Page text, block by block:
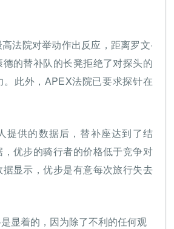
法院对举动作出反应，距离罗文·
的替补队的长凳拒绝了对探头的
。此外，APEX法院已要求探针在
提供的数据后，替补座达到了结
优步的骑行者的价格低于竞争对
显示，优步是有意每次旅行失去
显着的，因为除了不利的任何观